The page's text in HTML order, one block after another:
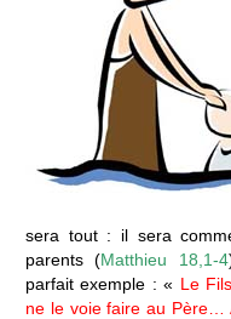
sera tout : il sera
parents (Matthieu 18,1-4
parfait exemple : « Le
ne le voie faire au Père…